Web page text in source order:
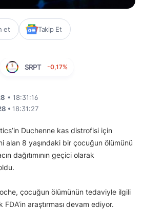
et Takip Et
SRPT -0,17%
• 18:31:16
• 18:31:27
Duchenne kas distrofisi için
alan 8 yaşındaki bir çocuğun ölümünü
dağıtımının geçici olarak
çocuğun ölümünün tedaviyle ilgili
FDA’in araştırması devam ediyor.